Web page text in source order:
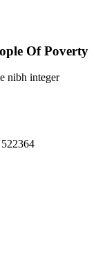
Of Poverty
nibh integer